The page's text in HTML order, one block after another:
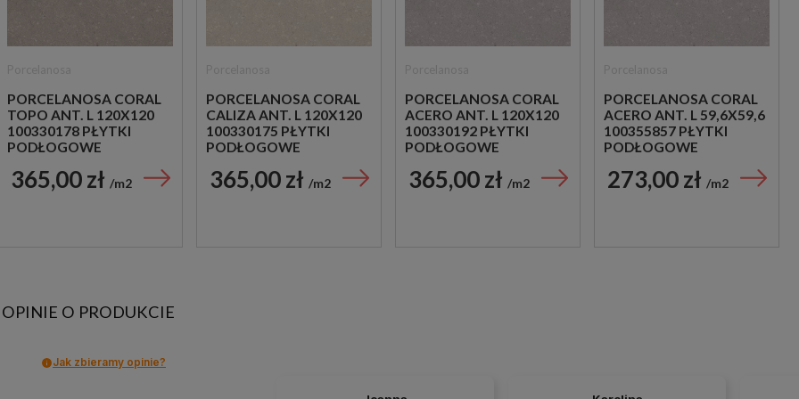
PORCELANOSA CORAL
TOPO ANT. L 120X120
100330178 PŁYTKI
PODŁOGOWE
365,00 zł m2
PORCELANOSA CORAL
CALIZA ANT. L 120X120
100330175 PŁYTKI
PODŁOGOWE
365,00 zł m2
PORCELANOSA CORAL
ACERO ANT. L 120X120
100330192 PŁYTKI
PODŁOGOWE
365,00 zł m2
PORCELANOSA CORAL
ACERO ANT. L 59,6X59,6
100355857 PŁYTKI
PODŁOGOWE
273,00 zł m2
OPINIE O PRODUKCIE
Jak zbieramy opinie?